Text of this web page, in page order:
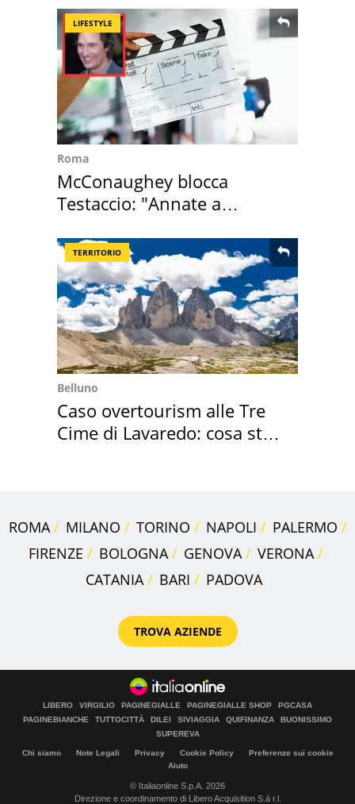
LIFESTYLE
Roma
McConaughey blocca
Testaccio: "Annate a
TERRITORIO
Belluno
Caso overtourism alle Tre
Cime di Lavaredo: cosa sta
ROMA MILANO TORINO NAPOLI
PALERMO
FIRENZE
BOLOGNA GENOVA
VERONA
CATANIA
BARI PADOVA
TROVA AZIENDE
LIBERO VIRGILIO PAGINEGIALLE PAGINEGIALLE SHOP
PGCASA
PAGINEBIANCHE
TUTTOCITTÀ DILEI SIVIAGGIA QUIFINANZA
BUONISSIMO
SUPEREVA
Chi siamo Note Legali Privacy Cookie Policy
Preferenze sui cookie
Aiuto
© Italiaonline S.p.A. 2026
Direzione e coordinamento di Libero Acquisition S.á r.l.